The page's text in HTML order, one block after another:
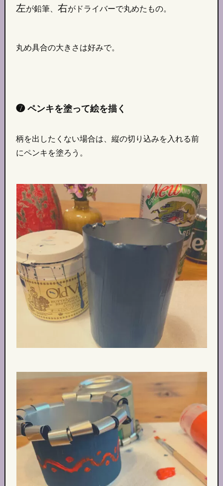
左が鉛筆、右がドライバーで丸めたもの。
丸め具合の大きさは好みで。
❼ ペンキを塗って絵を描く
柄を出したくない場合は、縦の切り込みを入れる前
にペンキを塗ろう。